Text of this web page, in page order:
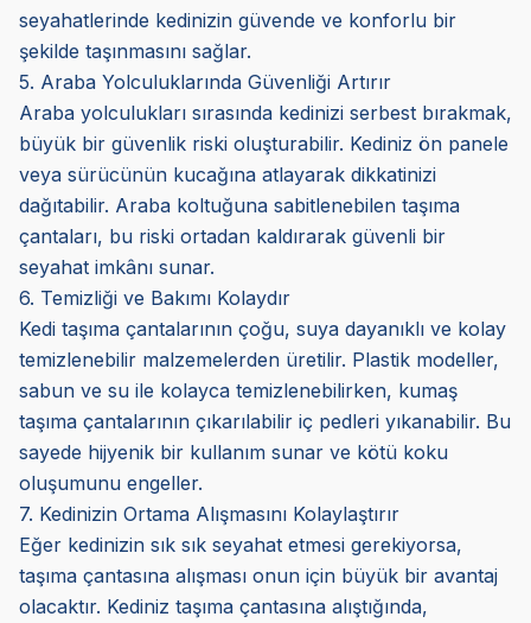
seyahatlerinde kedinizin güvende ve konforlu bir
şekilde taşınmasını sağlar.
5. Araba Yolculuklarında Güvenliği Artırır
Araba yolculukları sırasında kedinizi serbest bırakmak,
büyük bir güvenlik riski oluşturabilir. Kediniz ön panele
veya sürücünün kucağına atlayarak dikkatinizi
dağıtabilir. Araba koltuğuna sabitlenebilen taşıma
çantaları, bu riski ortadan kaldırarak güvenli bir
seyahat imkânı sunar.
6. Temizliği ve Bakımı Kolaydır
Kedi taşıma çantalarının çoğu, suya dayanıklı ve kolay
temizlenebilir malzemelerden üretilir. Plastik modeller,
sabun ve su ile kolayca temizlenebilirken, kumaş
taşıma çantalarının çıkarılabilir iç pedleri yıkanabilir. Bu
sayede hijyenik bir kullanım sunar ve kötü koku
oluşumunu engeller.
7. Kedinizin Ortama Alışmasını Kolaylaştırır
Eğer kedinizin sık sık seyahat etmesi gerekiyorsa,
taşıma çantasına alışması onun için büyük bir avantaj
olacaktır. Kediniz taşıma çantasına alıştığında,